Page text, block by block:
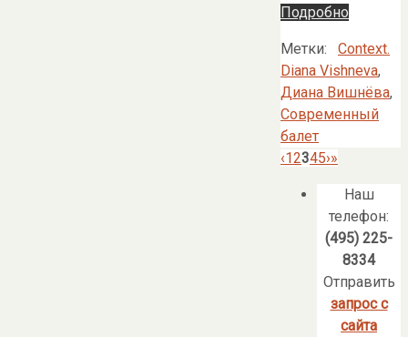
Подробно
Метки:
Context.
Diana Vishneva,
Диана Вишнёва,
Современный
балет
‹12345›»
Наш
телефон:
(495) 225-
8334
Отправить
запрос с
сайта